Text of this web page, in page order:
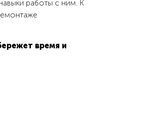
работы с ним. К
время и